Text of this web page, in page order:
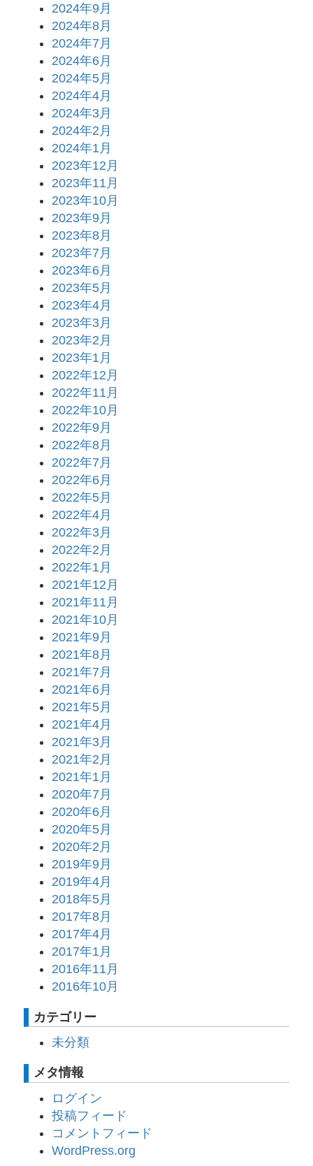
2024年9月
2024年8月
2024年7月
2024年6月
2024年5月
2024年4月
2024年3月
2024年2月
2024年1月
2023年12月
2023年11月
2023年10月
2023年9月
2023年8月
2023年7月
2023年6月
2023年5月
2023年4月
2023年3月
2023年2月
2023年1月
2022年12月
2022年11月
2022年10月
2022年9月
2022年8月
2022年7月
2022年6月
2022年5月
2022年4月
2022年3月
2022年2月
2022年1月
2021年12月
2021年11月
2021年10月
2021年9月
2021年8月
2021年7月
2021年6月
2021年5月
2021年4月
2021年3月
2021年2月
2021年1月
2020年7月
2020年6月
2020年5月
2020年2月
2019年9月
2019年4月
2018年5月
2017年8月
2017年4月
2017年1月
2016年11月
2016年10月
カテゴリー
未分類
メタ情報
ログイン
投稿フィード
コメントフィード
WordPress.org